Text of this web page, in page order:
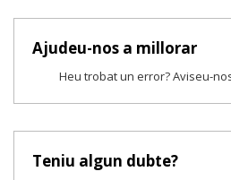
Ajudeu-nos a millorar
Heu trobat un error? Aviseu-
Teniu algun dubte?